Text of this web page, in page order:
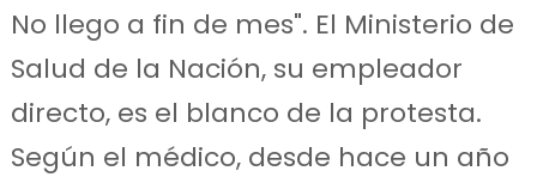
No llego a fin de mes". El Ministerio de
Salud de la Nación, su empleador
directo, es el blanco de la protesta.
Según el médico, desde hace un año